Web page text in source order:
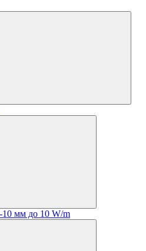
мм до 10 W/m